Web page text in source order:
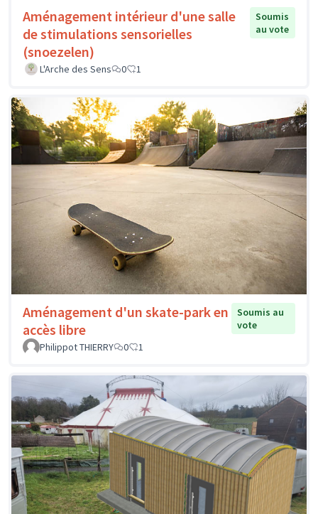
Aménagement intérieur d'une salle
de stimulations sensorielles
(snoezelen)
Soumis
au vote
L'Arche des Sens 0 1
Aménagement d'un skate-park en
accès libre
Soumis au
vote
Philippot THIERRY
0 1